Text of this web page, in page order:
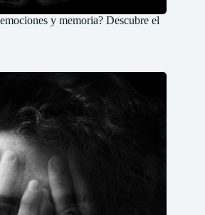
y memoria? Descubre el